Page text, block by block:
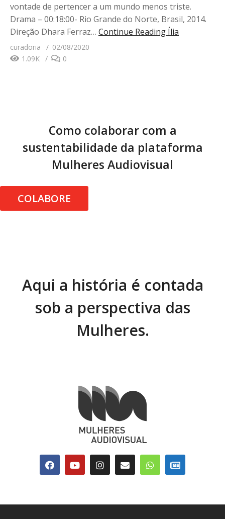
vontade de pertencer a um mundo menos triste.
Drama – 00:18:00- Rio Grande do Norte, Brasil, 2014.
Direção Dhara Ferraz… Continue Reading Ília
curadoria
02/08/2020
1.09K
0
Como colaborar com a
sustentabilidade da plataforma
Mulheres Audiovisual
COLABORE
Aqui a história é contada
sob a perspectiva das
Mulheres.